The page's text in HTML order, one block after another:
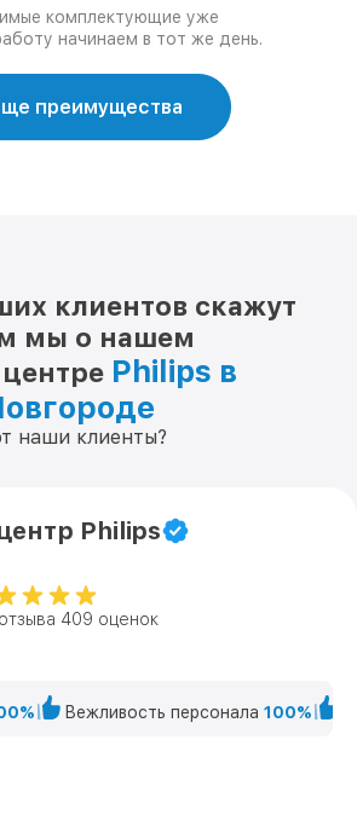
комплектующие уже
начинаем в тот же день.
преимущества
клиентов скажут
мы о нашем
Philips в
наши клиенты?
Philips
409 оценок
Вежливость персонала 100%